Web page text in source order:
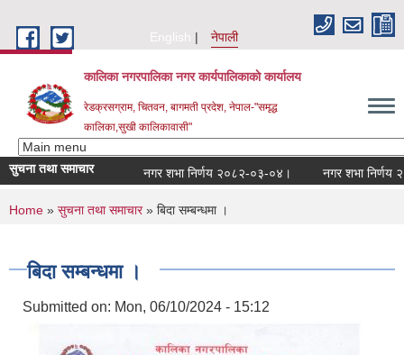
English
नेपाली
कालिका नगरपालिका नगर कार्यपालिकाकाे कार्यालय
रेडक्रसग्राम, चितवन, बागमती प्रदेश, नेपाल-"समृद्ध
कालिका,सुखी कालिकावासी"
सुचना तथा समाचार नगर शभा निर्णय २०८२-०३-०४। नगर शभा निर्णय
You are here
Home » सुचना तथा समाचार» बिदा सम्बन्धमा ।
बिदा सम्बन्धमा ।
Submitted on: Mon, 06/10/2024 - 15:12